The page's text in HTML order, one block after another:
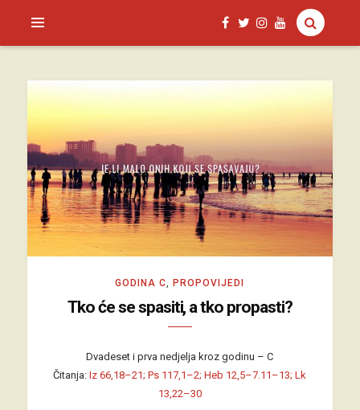
SAGUD.XYZ
GODINA C ,PROPOVIJEDI
Tko će se spasiti, a tko propasti?
Dvadeset i prva nedjelja kroz godinu – C
Čitanja:Iz 66,18–21; Ps 117,1–2; Heb 12,5–7.11–13; Lk
13,22–30